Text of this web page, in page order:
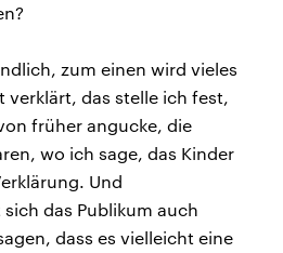
zum einen wird vieles
verklärt, das stelle ich fest,
früher angucke, die
wo ich sage, das Kinder
Und
das Publikum auch
dass es vielleicht eine